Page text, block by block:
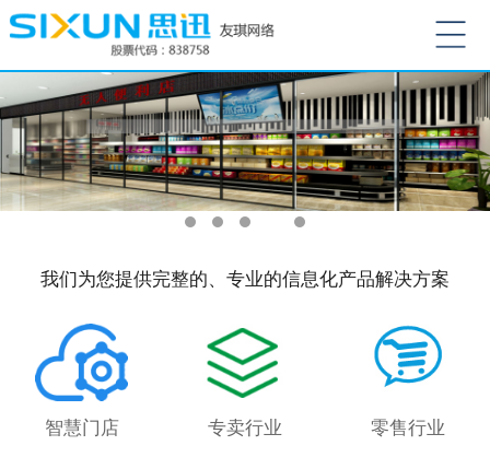
我们为您提供完整的、专业的信息化产品解决方案
智慧门店 专卖行业 零售行业